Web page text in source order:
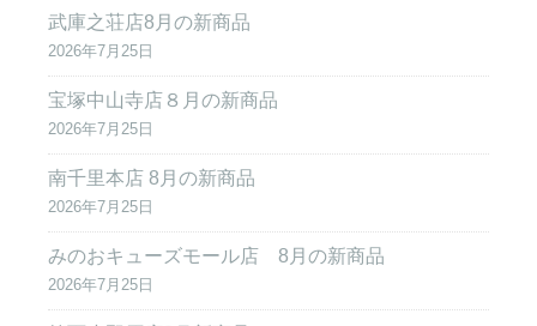
武庫之荘店8月の新商品
2026年7月25日
宝塚中山寺店８月の新商品
2026年7月25日
南千里本店 8月の新商品
2026年7月25日
みのおキューズモール店 8月の新商品
2026年7月25日